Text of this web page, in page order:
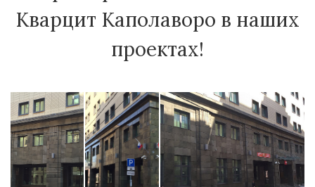
Кварцит Каполаворо в наших
проектах!